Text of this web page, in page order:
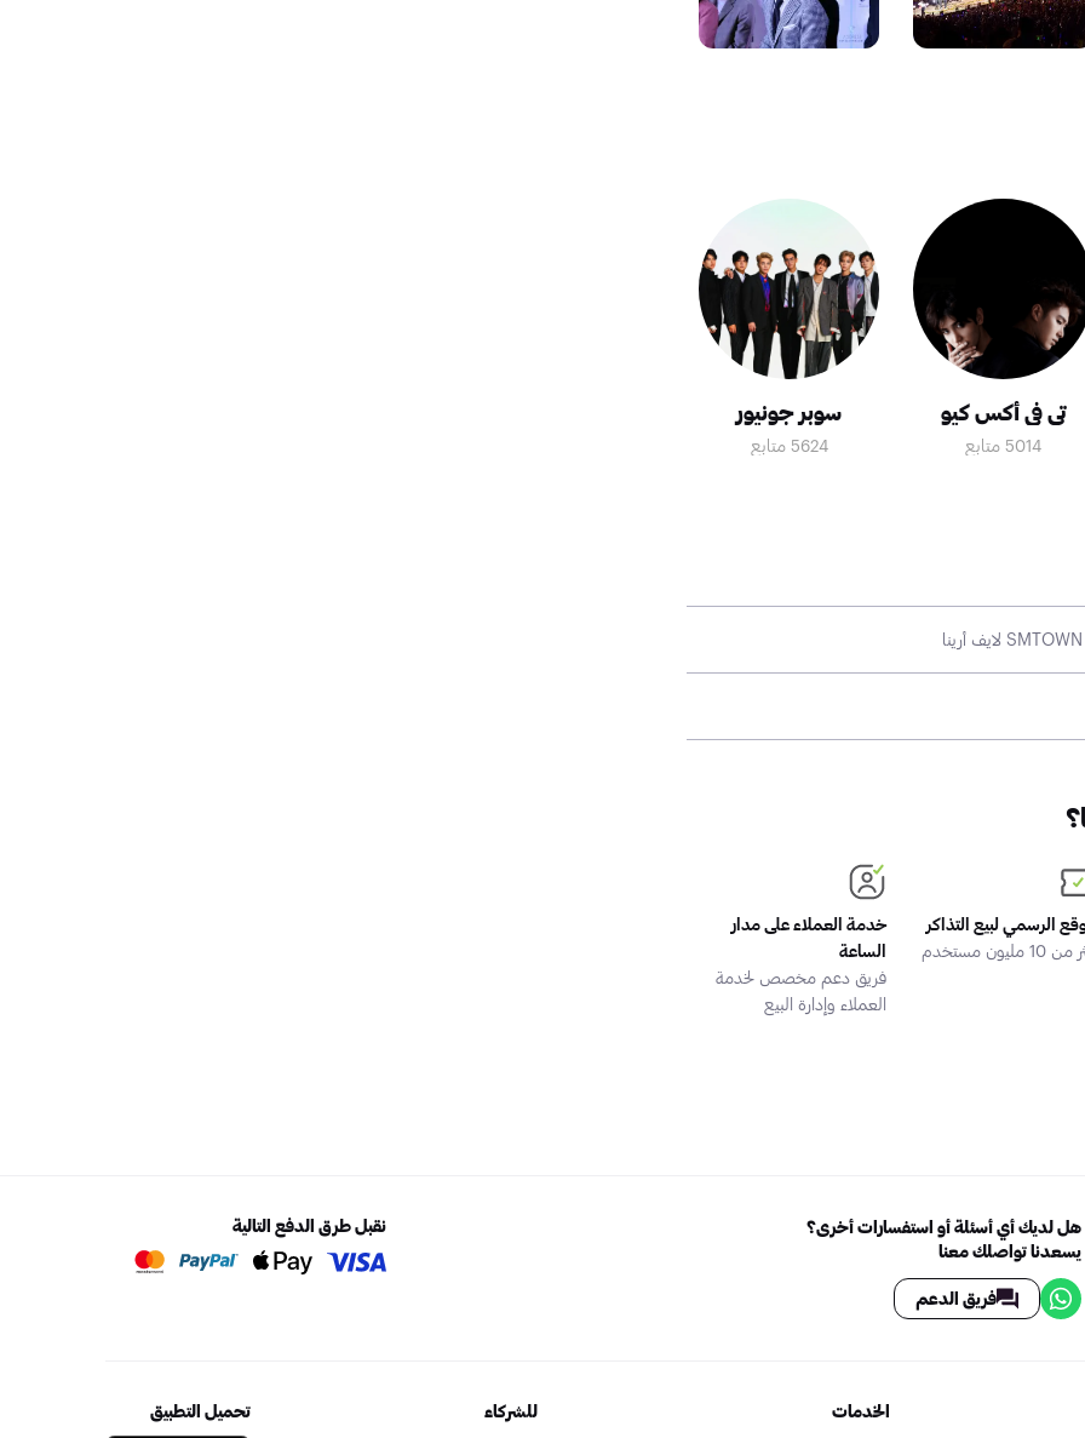
تي في أكس كيو
5014 متابع
سوبر جونيور
5624 متابع
الرسمي لبيع التذاكر
مليون مستخدم
خدمة العملاء على مدار
الساعة
فريق دعم مخصص لخدمة
العملاء وإدارة البيع
هل لديك أي أسئلة أو استفسارات أخرى؟
يسعدنا تواصلك معنا
فريق الدعم
نقبل طرق الدفع التالية
الخدمات للشركاء تحميل التطبيق